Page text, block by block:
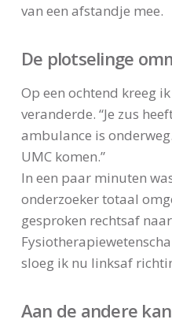
van een afstandje mee.
De plotselinge
Op een ochtend kreeg
veranderde. “Je zus
ambulance is
UMC komen.”
In een paar minuten
onderzoeker totaal
gesproken rechtsaf
sloeg ik nu linksaf
Aan de andere